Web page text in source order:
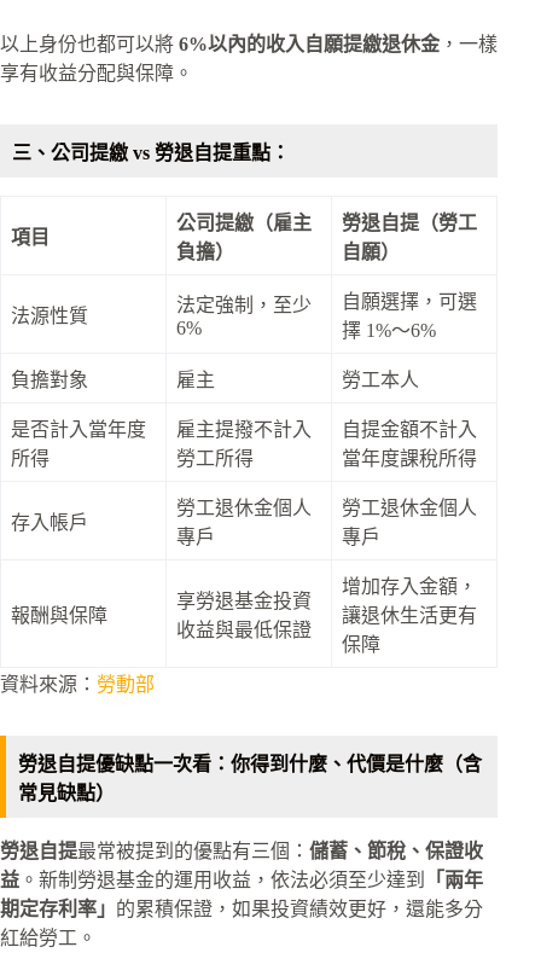
以上身份也都可以將 6%以內的收入自願提繳退休金 ，一樣
享有收益分配與保障。
三、公司提繳 vs 勞退自提重點：
項目
公司提繳（雇主
負擔）
勞退自提（勞工
自願）
法源性質
法定強制，至少
6%
自願選擇，可選
擇 1%～6%
負擔對象 雇主 勞工本人
是否計入當年度
所得
雇主提撥不計入
勞工所得
自提金額不計入
當年度課稅所得
存入帳戶
勞工退休金個人
專戶
勞工退休金個人
專戶
報酬與保障
享勞退基金投資
收益與最低保證
增加存入金額，
讓退休生活更有
保障
資料來源： 勞動部
勞退自提優缺點一次看：你得到什麼、代價是什麼（含
常見缺點）
勞退自提最常被提到的優點有三個： 儲蓄、節稅、保證收
益 。新制勞退基金的運用收益，依法必須至少達到
「兩年
期定存利率」
的累積保證，如果投資績效更好，還能多分
紅給勞工。​